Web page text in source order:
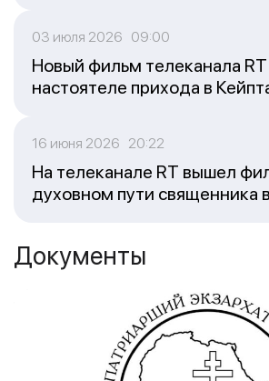
03 июля 2026 09:00
Новый фильм телеканала
настоятеле прихода в
16 июня 2026 20:22
На телеканале RT вышел
духовном пути священника
Документы